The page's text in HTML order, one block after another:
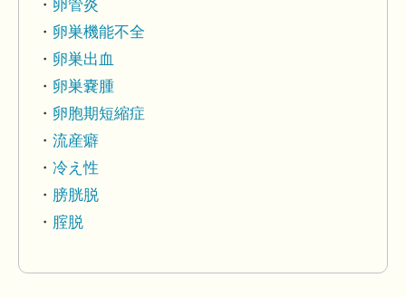
卵管炎
卵巣機能不全
卵巣出血
卵巣嚢腫
卵胞期短縮症
流産癖
冷え性
膀胱脱
腟脱